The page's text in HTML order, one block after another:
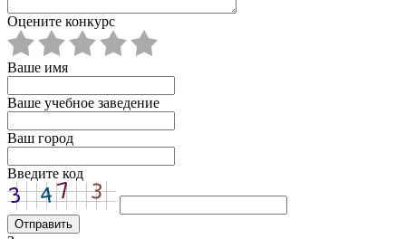
Оцените конкурс
Ваше имя
Ваше учебное заведение
Ваш город
Введите код